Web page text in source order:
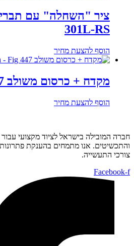
301L-RS
הוסף להצעת מחיר
מקדח + כרסום משולב Busch – Fig 447
הוסף להצעת מחיר
חברה המובילה בישראל לציוד מקצועי
והתכשיטים. אנו מתמחים בהענקת
צורכי התעשייה.
Facebook-f